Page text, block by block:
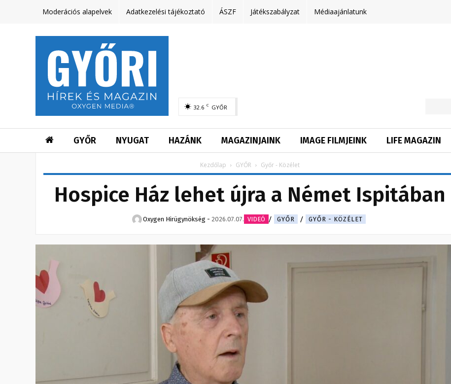
Moderációs alapelvek Adatkezelési tájékoztató ÁSZF Játékszabályzat Médiaajánlatunk
32.6 C GYŐR
GYŐR NYUGAT HAZÁNK MAGAZINJAINK IMAGE FILMJEINK LIFE MAGAZIN
Kezdőlap GYŐR Győr - Közélet
Hospice Ház lehet újra a Német Ispitában
Oxygen Hirügynökség - 2026.07.07. VIDEÓ GYŐR GYŐR - KÖZÉLET